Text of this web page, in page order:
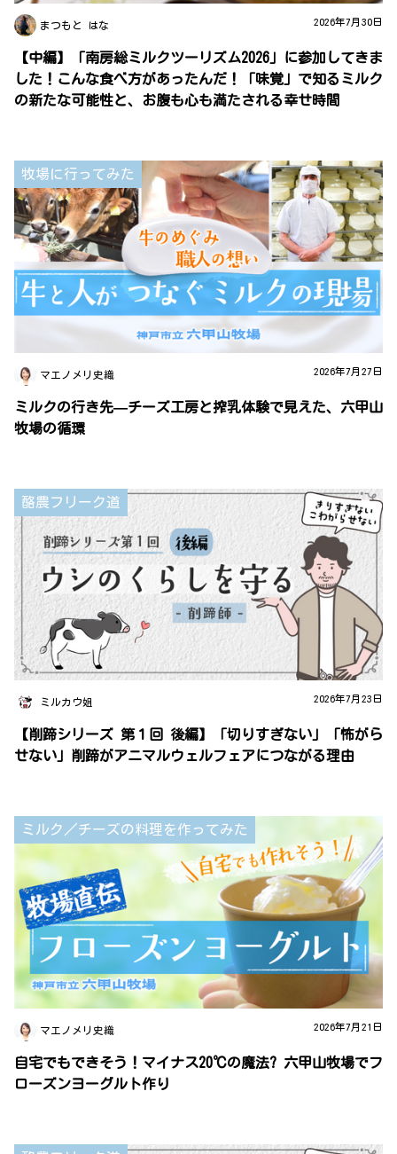
まつもと はな 2026年7月30日
【中編】「南房総ミルクツーリズム2026」に参加してきま
した！こんな食べ方があったんだ！「味覚」で知るミルク
の新たな可能性と、お腹も心も満たされる幸せ時間
牧場に行ってみた
マエノメリ史織 2026年7月27日
ミルクの行き先—チーズ工房と搾乳体験で見えた、六甲山
牧場の循環
酪農フリーク道
ミルカウ姐 2026年7月23日
【削蹄シリーズ 第１回 後編】「切りすぎない」「怖がら
せない」削蹄がアニマルウェルフェアにつながる理由
ミルク／チーズの料理を作ってみた
マエノメリ史織 2026年7月21日
自宅でもできそう！マイナス20℃の魔法? 六甲山牧場でフ
ローズンヨーグルト作り